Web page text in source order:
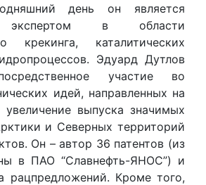
день он является
экспертом в области
крекинга, каталитических
Эдуард Дутлов
участие во
идей, направленных на
выпуска значимых
и Северных территорий
Он – автор 36 патентов (из
в ПАО “Славнефть-ЯНОС”) и
рацпредложений. Кроме того,